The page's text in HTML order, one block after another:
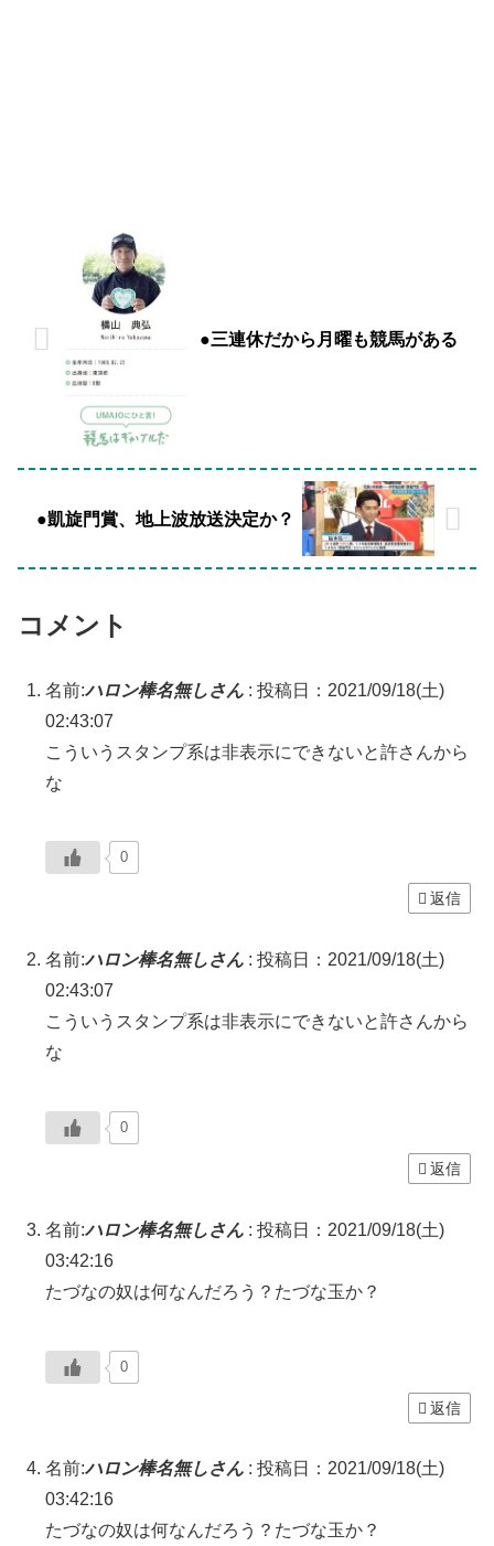
●三連休だから月曜も競馬がある
●凱旋門賞、地上波放送決定か？
コメント
名前:ハロン棒名無しさん : 投稿日：2021/09/18(土)
02:43:07
こういうスタンプ系は非表示にできないと許さんから
な
0
返信
名前:ハロン棒名無しさん : 投稿日：2021/09/18(土)
02:43:07
こういうスタンプ系は非表示にできないと許さんから
な
0
返信
名前:ハロン棒名無しさん : 投稿日：2021/09/18(土)
03:42:16
たづなの奴は何なんだろう？たづな玉か？
0
返信
名前:ハロン棒名無しさん : 投稿日：2021/09/18(土)
03:42:16
たづなの奴は何なんだろう？たづな玉か？